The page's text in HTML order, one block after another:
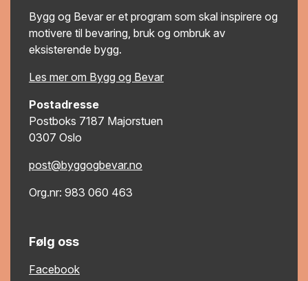
Bygg og Bevar er et program som skal inspirere og
motivere til bevaring, bruk og ombruk av
eksisterende bygg.
Les mer om Bygg og Bevar
Postadresse
Postboks 7187 Majorstuen
0307 Oslo
post@byggogbevar.no
Org.nr: 983 060 463
Følg oss
Facebook